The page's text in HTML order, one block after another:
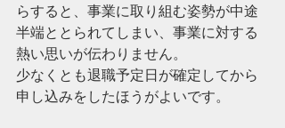
らすると、事業に取り組む姿勢が中途
半端ととられてしまい、事業に対する
熱い思いが伝わりません。
少なくとも退職予定日が確定してから
申し込みをしたほうがよいです。